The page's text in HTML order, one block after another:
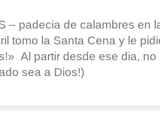
– padecia de calambres en
tomo la Santa Cena y le
Al partir desde ese dia, no
sea a Dios!)